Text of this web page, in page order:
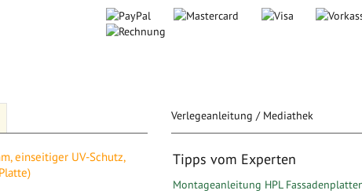
Schutz, 3050 mm x
einseitiger UV-Schutz,
Verlegeanleitung / Mediathek
Tipps vom Experten
Montageanleitung HPL